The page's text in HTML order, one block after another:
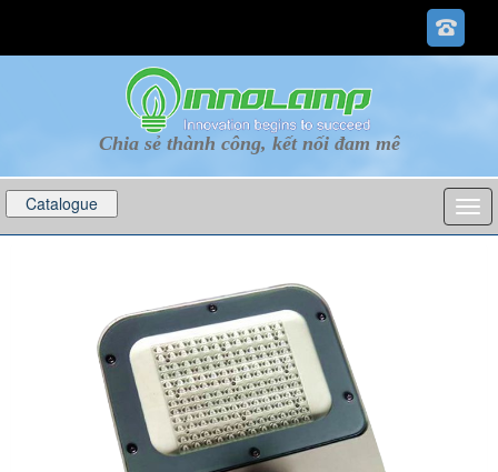
Chia sẻ thành công, kết nối đam mê
Catalogue p